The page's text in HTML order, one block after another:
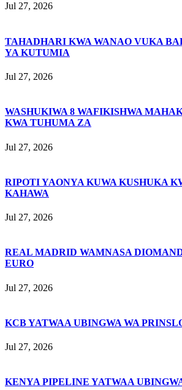
Jul 27, 2026
TAHADHARI KWA WANAO VUKA
YA KUTUMIA
Jul 27, 2026
WASHUKIWA 8 WAFIKISHWA
KWA TUHUMA ZA
Jul 27, 2026
RIPOTI YAONYA KUWA KUSHUKA
KAHAWA
Jul 27, 2026
REAL MADRID WAMNASA
EURO
Jul 27, 2026
KCB YATWAA UBINGWA WA
Jul 27, 2026
KENYA PIPELINE YATWAA